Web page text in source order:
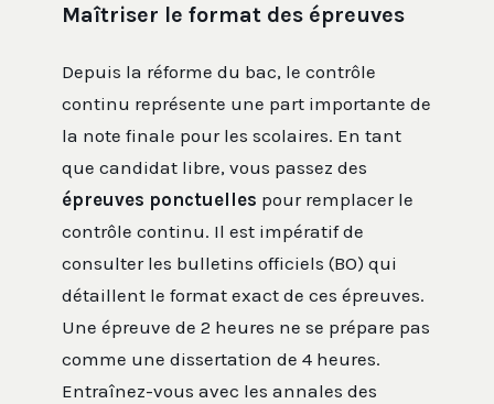
Maîtriser le format des épreuves
Depuis la réforme du bac, le contrôle
continu représente une part importante de
la note finale pour les scolaires. En tant
que candidat libre, vous passez des
épreuves ponctuelles pour remplacer le
contrôle continu. Il est impératif de
consulter les bulletins officiels (BO) qui
détaillent le format exact de ces épreuves.
Une épreuve de 2 heures ne se prépare pas
comme une dissertation de 4 heures.
Entraînez-vous avec les annales des